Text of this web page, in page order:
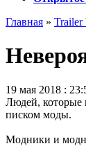
Главная »
19 мая 2018 :
Людей, которые
писком моды.
Модники и